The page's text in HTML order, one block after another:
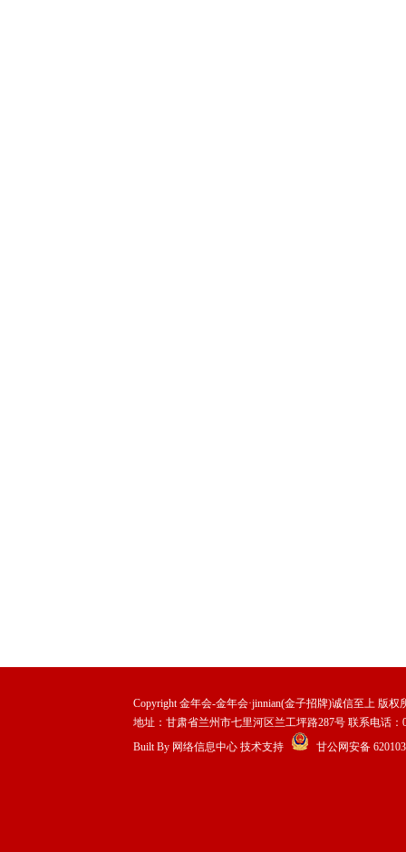
Copyright 金年会-金年会·jinnian(金子招牌)诚信至上 版权
地址：甘肃省兰州市七里河区兰工坪路287号 联系电话：
Built By 网络信息中心技术支持 甘公网安备